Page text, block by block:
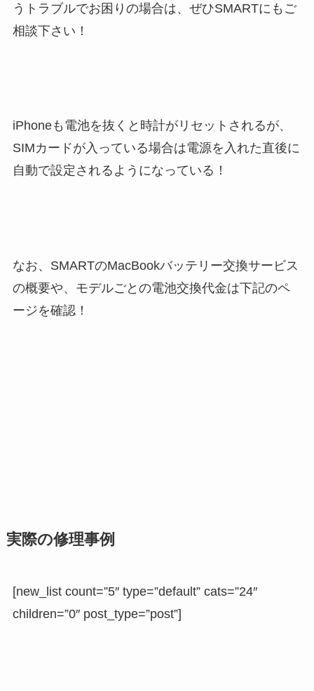
うトラブルでお困りの場合は、ぜひSMARTにもご
相談下さい！
iPhoneも電池を抜くと時計がリセットされるが、
SIMカードが入っている場合は電源を入れた直後に
自動で設定されるようになっている！
なお、SMARTのMacBookバッテリー交換サービス
の概要や、モデルごとの電池交換代金は下記のペ
ージを確認！
実際の修理事例
[new_list count=”5″ type=”default” cats=”24″
children=”0″ post_type=”post”]